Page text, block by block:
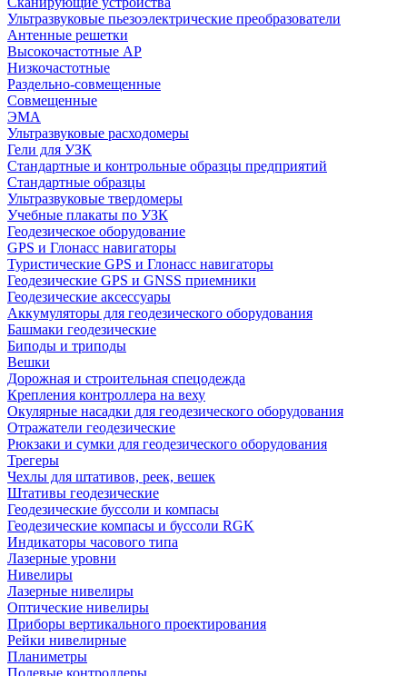
Ультразвуковые пьезоэлектрические преобразователи
Антенные решетки
Высокочастотные АР
Низкочастотные
Раздельно-совмещенные
Совмещенные
ЭМА
Ультразвуковые расходомеры
Гели для УЗК
Стандартные и контрольные образцы предприятий
Стандартные образцы
Ультразвуковые твердомеры
Учебные плакаты по УЗК
Геодезическое оборудование
GPS и Глонасс навигаторы
Туристические GPS и Глонасс навигаторы
Геодезические GPS и GNSS приемники
Геодезические аксессуары
Аккумуляторы для геодезического оборудования
Башмаки геодезические
Биподы и триподы
Вешки
Дорожная и строительная спецодежда
Крепления контроллера на веху
Окулярные насадки для геодезического оборудования
Отражатели геодезические
Рюкзаки и сумки для геодезического оборудования
Трегеры
Чехлы для штативов, реек, вешек
Штативы геодезические
Геодезические буссоли и компасы
Геодезические компасы и буссоли RGK
Индикаторы часового типа
Лазерные уровни
Нивелиры
Лазерные нивелиры
Оптические нивелиры
Приборы вертикального проектирования
Рейки нивелирные
Планиметры
Полевые контроллеры